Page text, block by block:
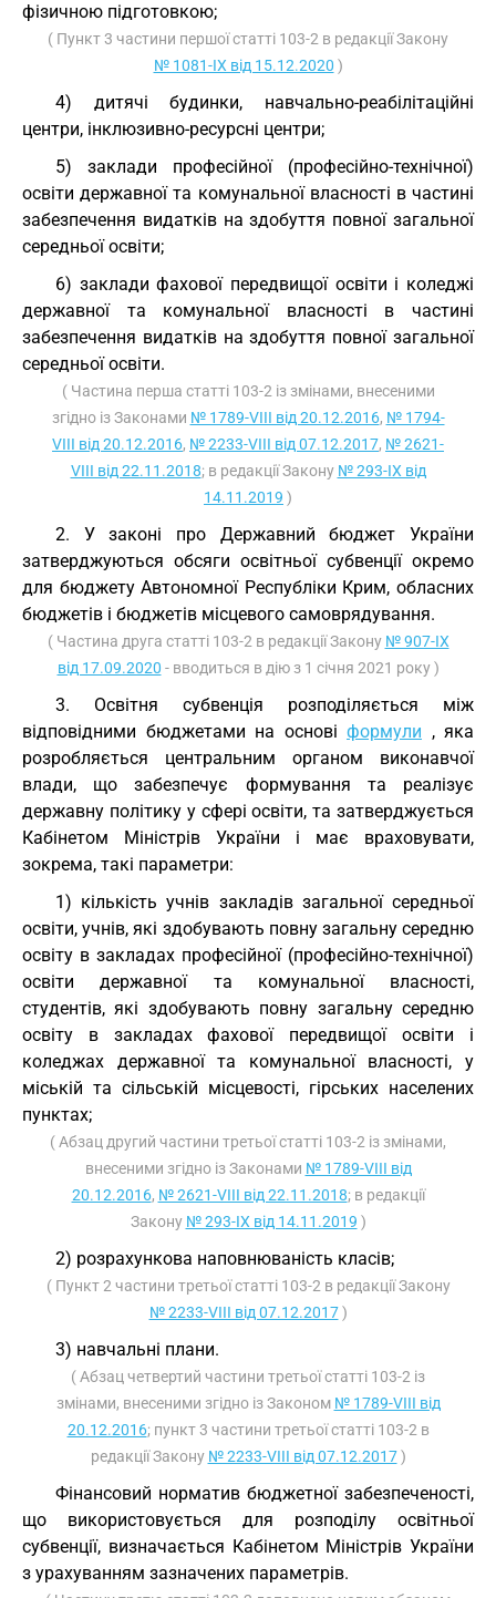
фізичною підготовкою;
( Пункт 3 частини першої статті 103-2 в редакції Закону
№ 1081-IX від 15.12.2020 )
4) дитячі будинки, навчально-реабілітаційні
центри, інклюзивно-ресурсні центри;
5) заклади професійної (професійно-технічної)
освіти державної та комунальної власності в частині
забезпечення видатків на здобуття повної загальної
середньої освіти;
6) заклади фахової передвищої освіти і коледжі
державної та комунальної власності в частині
забезпечення видатків на здобуття повної загальної
середньої освіти.
( Частина перша статті 103-2 із змінами, внесеними
згідно із Законами № 1789-VIII від 20.12.2016, № 1794-
VIII від 20.12.2016, № 2233-VIII від 07.12.2017, № 2621-
VIII від 22.11.2018; в редакції Закону № 293-IX від
14.11.2019 )
2. У законі про Державний бюджет України
затверджуються обсяги освітньої субвенції окремо
для бюджету Автономної Республіки Крим, обласних
бюджетів і бюджетів місцевого самоврядування.
( Частина друга статті 103-2 в редакції Закону № 907-IX
від 17.09.2020 - вводиться в дію з 1 січня 2021 року )
3. Освітня субвенція розподіляється між
відповідними бюджетами на основі формули , яка
розробляється центральним органом виконавчої
влади, що забезпечує формування та реалізує
державну політику у сфері освіти, та затверджується
Кабінетом Міністрів України і має враховувати,
зокрема, такі параметри:
1) кількість учнів закладів загальної середньої
освіти, учнів, які здобувають повну загальну середню
освіту в закладах професійної (професійно-технічної)
освіти державної та комунальної власності,
студентів, які здобувають повну загальну середню
освіту в закладах фахової передвищої освіти і
коледжах державної та комунальної власності, у
міській та сільській місцевості, гірських населених
пунктах;
( Абзац другий частини третьої статті 103-2 із змінами,
внесеними згідно із Законами № 1789-VIII від
20.12.2016, № 2621-VIII від 22.11.2018; в редакції
Закону № 293-IX від 14.11.2019 )
2) розрахункова наповнюваність класів;
( Пункт 2 частини третьої статті 103-2 в редакції Закону
№ 2233-VIII від 07.12.2017)
3) навчальні плани.
( Абзац четвертий частини третьої статті 103-2 із
змінами, внесеними згідно із Законом № 1789-VIII від
20.12.2016; пункт 3 частини третьої статті 103-2 в
редакції Закону № 2233-VIII від 07.12.2017)
Фінансовий норматив бюджетної забезпеченості,
що використовується для розподілу освітньої
субвенції, визначається Кабінетом Міністрів України
з урахуванням зазначених параметрів.